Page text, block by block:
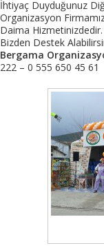
İhtiyaç Duyduğunuz
Organizasyon
Daima Hizmetinizdedir.
Bizden Destek
Bergama
222 – 0 555 650 45 61